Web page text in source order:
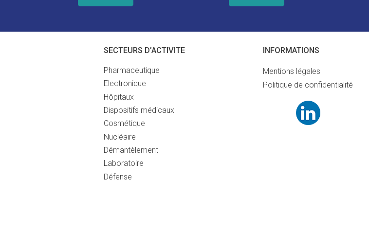
SECTEURS D’ACTIVITE
Pharmaceutique
Electronique
Hôpitaux
Dispositifs médicaux
Cosmétique
Nucléaire
Démantèlement
Laboratoire
Défense
INFORMATIONS
Mentions légales
Politique de confidentialité